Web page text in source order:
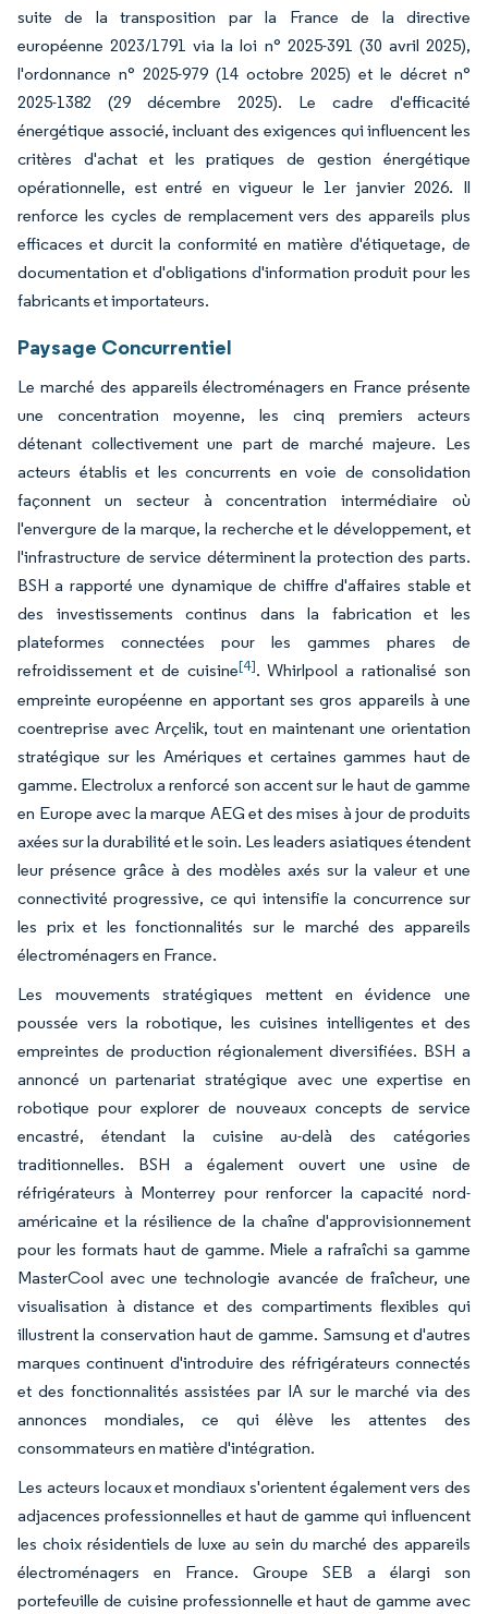
suite de la transposition par la France de la directive
européenne 2023/1791 via la loi n° 2025-391 (30 avril 2025),
l'ordonnance n° 2025-979 (14 octobre 2025) et le décret n°
2025-1382 (29 décembre 2025). Le cadre d'efficacité
énergétique associé, incluant des exigences qui influencent les
critères d'achat et les pratiques de gestion énergétique
opérationnelle, est entré en vigueur le 1er janvier 2026. Il
renforce les cycles de remplacement vers des appareils plus
efficaces et durcit la conformité en matière d'étiquetage, de
documentation et d'obligations d'information produit pour les
fabricants et importateurs.
Paysage Concurrentiel
Le marché des appareils électroménagers en France présente
une concentration moyenne, les cinq premiers acteurs
détenant collectivement une part de marché majeure. Les
acteurs établis et les concurrents en voie de consolidation
façonnent un secteur à concentration intermédiaire où
l'envergure de la marque, la recherche et le développement, et
l'infrastructure de service déterminent la protection des parts.
BSH a rapporté une dynamique de chiffre d'affaires stable et
des investissements continus dans la fabrication et les
plateformes connectées pour les gammes phares de
refroidissement et de cuisine[4]. Whirlpool a rationalisé son
empreinte européenne en apportant ses gros appareils à une
coentreprise avec Arçelik, tout en maintenant une orientation
stratégique sur les Amériques et certaines gammes haut de
gamme. Electrolux a renforcé son accent sur le haut de gamme
en Europe avec la marque AEG et des mises à jour de produits
axées sur la durabilité et le soin. Les leaders asiatiques étendent
leur présence grâce à des modèles axés sur la valeur et une
connectivité progressive, ce qui intensifie la concurrence sur
les prix et les fonctionnalités sur le marché des appareils
électroménagers en France.
Les mouvements stratégiques mettent en évidence une
poussée vers la robotique, les cuisines intelligentes et des
empreintes de production régionalement diversifiées. BSH a
annoncé un partenariat stratégique avec une expertise en
robotique pour explorer de nouveaux concepts de service
encastré, étendant la cuisine au-delà des catégories
traditionnelles. BSH a également ouvert une usine de
réfrigérateurs à Monterrey pour renforcer la capacité nord-
américaine et la résilience de la chaîne d'approvisionnement
pour les formats haut de gamme. Miele a rafraîchi sa gamme
MasterCool avec une technologie avancée de fraîcheur, une
visualisation à distance et des compartiments flexibles qui
illustrent la conservation haut de gamme. Samsung et d'autres
marques continuent d'introduire des réfrigérateurs connectés
et des fonctionnalités assistées par IA sur le marché via des
annonces mondiales, ce qui élève les attentes des
consommateurs en matière d'intégration.
Les acteurs locaux et mondiaux s'orientent également vers des
adjacences professionnelles et haut de gamme qui influencent
les choix résidentiels de luxe au sein du marché des appareils
électroménagers en France. Groupe SEB a élargi son
portefeuille de cuisine professionnelle et haut de gamme avec